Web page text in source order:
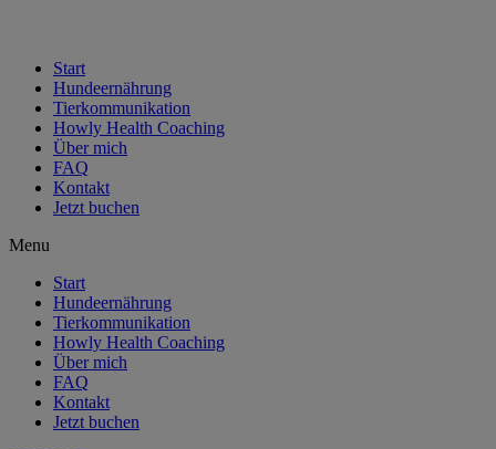
Start
Hundeernährung
Tierkommunikation
Howly Health Coaching
Über mich
FAQ
Kontakt
Jetzt buchen
Menu
Start
Hundeernährung
Tierkommunikation
Howly Health Coaching
Über mich
FAQ
Kontakt
Jetzt buchen